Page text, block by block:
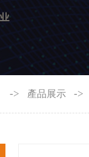
-> 產品展示 ->